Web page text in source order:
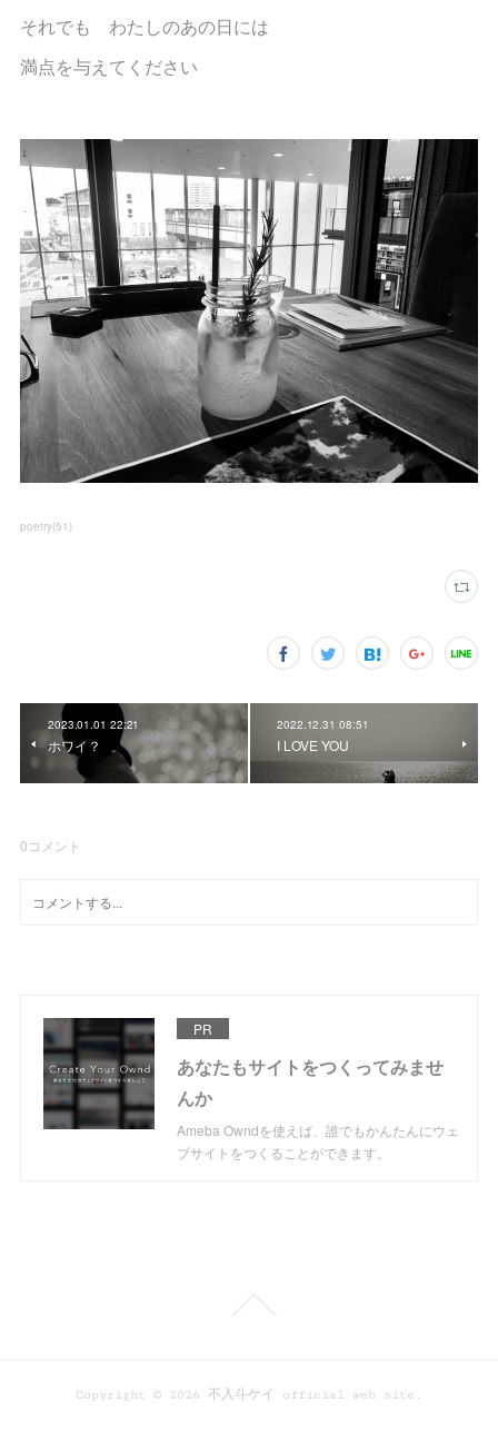
それでも わたしのあの日には
満点を与えてください
poetry(51)
2023.01.01 22:21
ホワイ？
2022.12.31 08:51
I LOVE YOU
0コメント
PR
あなたもサイトをつくってみませ
んか
Ameba Owndを使えば、誰でもかんたんにウェ
ブサイトをつくることができます。
Copyright © 2026 不入斗ケイ official web site .